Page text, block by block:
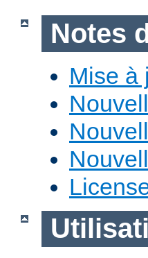
Notes
Mise à